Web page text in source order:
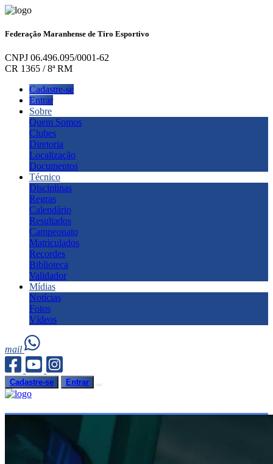
Federação Maranhense de Tiro Esportivo
CNPJ 06.496.095/0001-62
CR 1365 / 8ª RM
Cadastre-se
Entrar
Sobre
Quem Somos
Clubes
Diretoria
Localização
Documentos
Técnico
Disciplinas
Regras
Calendário
Resultados
Campeonato
Matriculados
Recordes
Biblioteca
Validador
Mídias
Notícias
Fotos
Vídeos
mail
Cadastre-se Entrar